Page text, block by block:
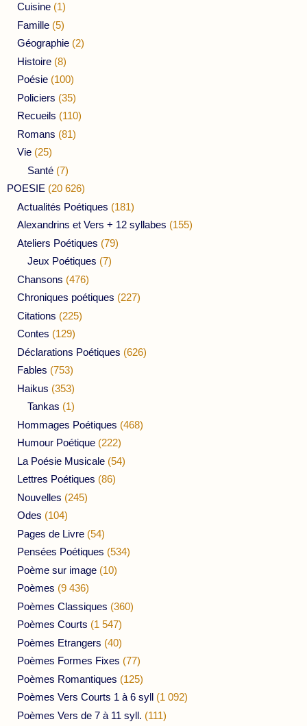
Cuisine (1)
Famille (5)
Géographie (2)
Histoire (8)
Poésie (100)
Policiers (35)
Recueils (110)
Romans (81)
Vie (25)
Santé (7)
POESIE (20 626)
Actualités Poétiques (181)
Alexandrins et Vers + 12 syllabes (155)
Ateliers Poétiques (79)
Jeux Poétiques (7)
Chansons (476)
Chroniques poétiques (227)
Citations (225)
Contes (129)
Déclarations Poétiques (626)
Fables (753)
Haikus (353)
Tankas (1)
Hommages Poétiques (468)
Humour Poétique (222)
La Poésie Musicale (54)
Lettres Poétiques (86)
Nouvelles (245)
Odes (104)
Pages de Livre (54)
Pensées Poétiques (534)
Poème sur image (10)
Poèmes (9 436)
Poèmes Classiques (360)
Poèmes Courts (1 547)
Poèmes Etrangers (40)
Poèmes Formes Fixes (77)
Poèmes Romantiques (125)
Poèmes Vers Courts 1 à 6 syll (1 092)
Poèmes Vers de 7 à 11 syll. (111)